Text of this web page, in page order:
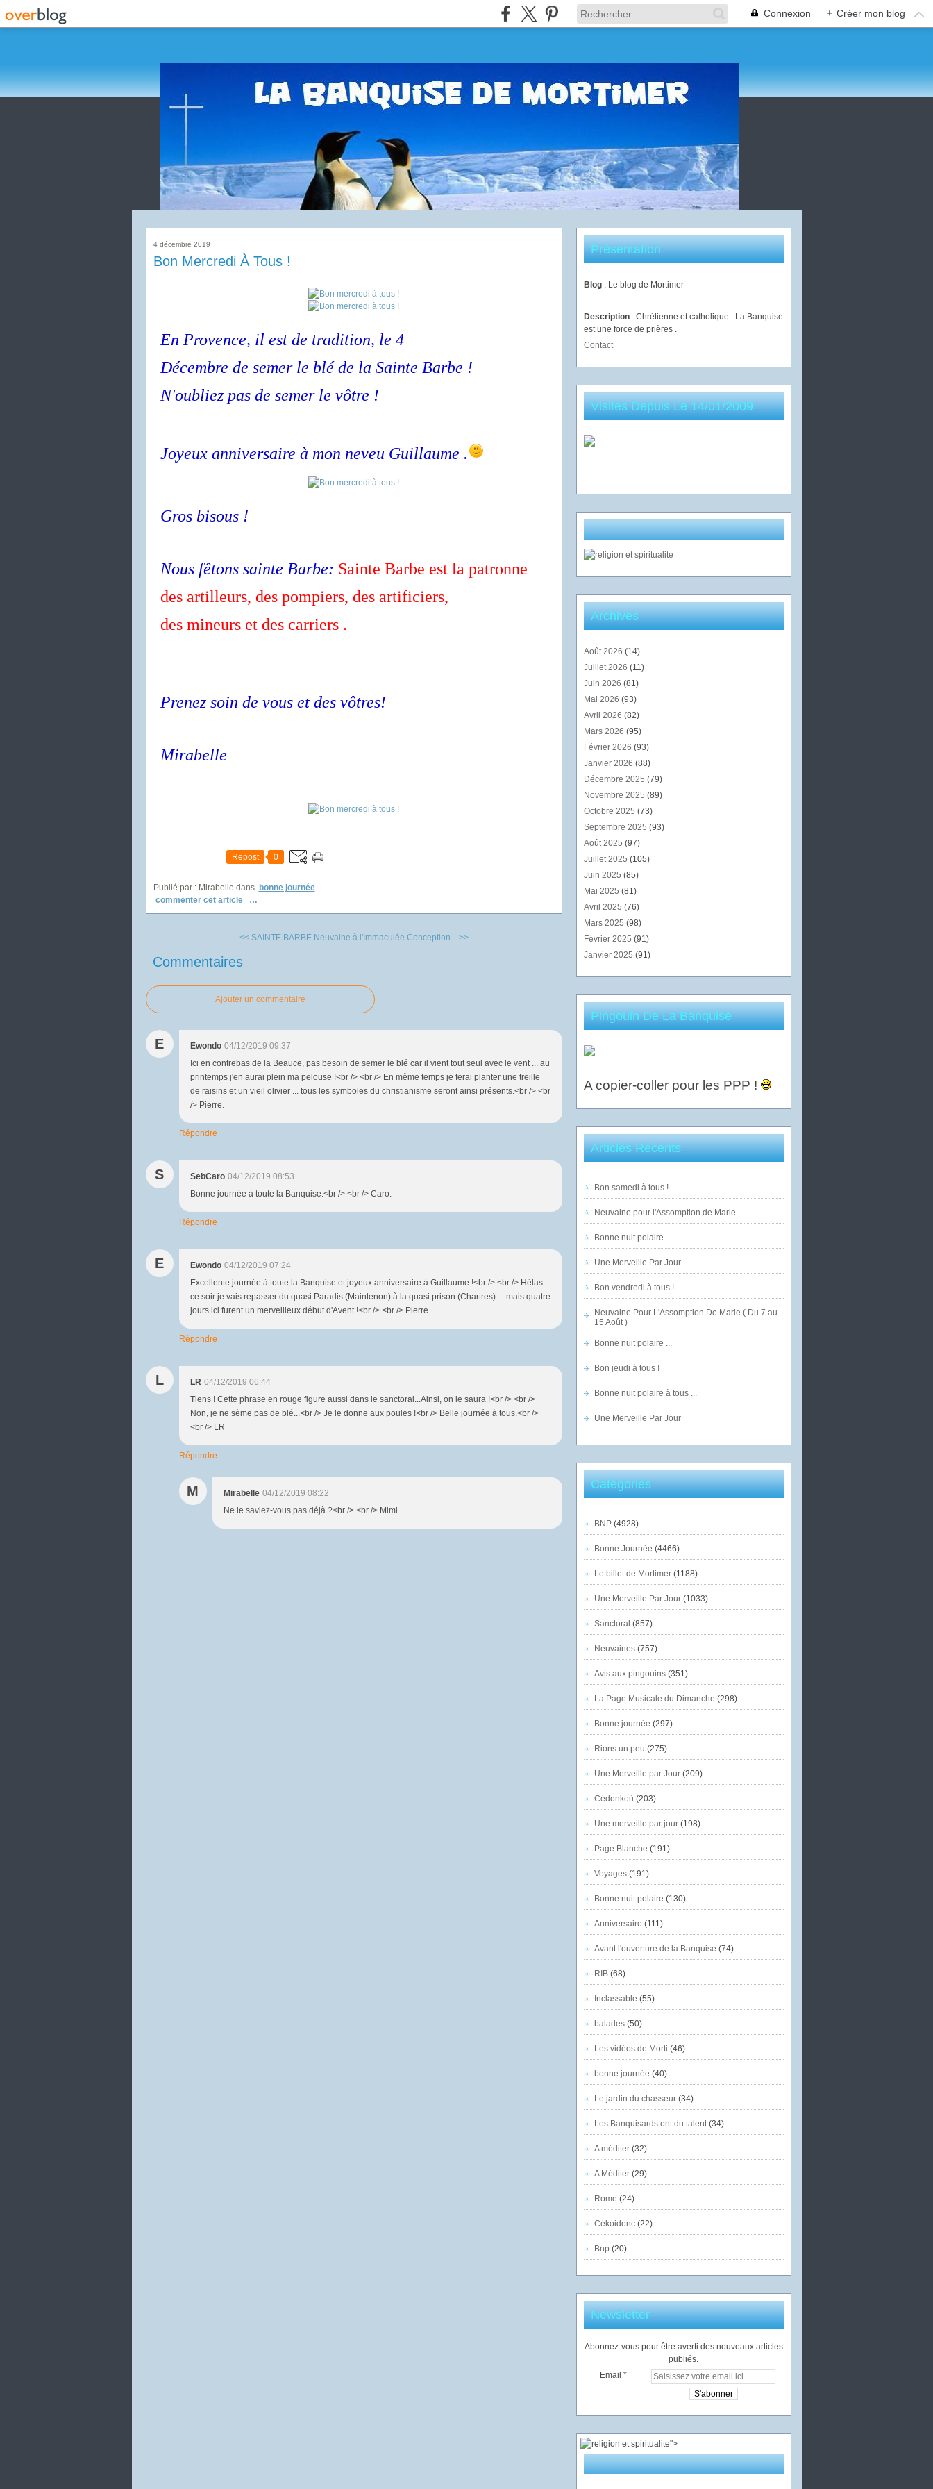
Connexion + Créer mon blog
4 décembre 2019
Bon Mercredi À Tous !
En Provence, il est de tradition, le 4
Décembre de semer le blé de la Sainte Barbe !
N'oubliez pas de semer le vôtre !
Joyeux anniversaire à mon neveu Guillaume .
Gros bisous !
Nous fêtons sainte Barbe: Sainte Barbe est la patronne
des artilleurs, des pompiers, des artificiers,
des mineurs et des carriers .
Prenez soin de vous et des vôtres!
Mirabelle
Repost 0
Publié par : Mirabelle dans bonne journée
commenter cet article
…
<< SAINTE BARBE Neuvaine à l'Immaculée Conception... >>
Commentaires
Ajouter un commentaire
E Ewondo 04/12/2019 09:37
Ici en contrebas de la Beauce, pas besoin de semer le blé car il vient tout seul avec le vent ... au
printemps j'en aurai plein ma pelouse !<br /> <br /> En même temps je ferai planter une treille
de raisins et un vieil olivier ... tous les symboles du christianisme seront ainsi présents.<br /> <br
/> Pierre.
Répondre
S SebCaro 04/12/2019 08:53
Bonne journée à toute la Banquise.<br /> <br /> Caro.
Répondre
E Ewondo 04/12/2019 07:24
Excellente journée à toute la Banquise et joyeux anniversaire à Guillaume !<br /> <br /> Hélas
ce soir je vais repasser du quasi Paradis (Maintenon) à la quasi prison (Chartres) ... mais quatre
jours ici furent un merveilleux début d'Avent !<br /> <br /> Pierre.
Répondre
L LR 04/12/2019 06:44
Tiens ! Cette phrase en rouge figure aussi dans le sanctoral...Ainsi, on le saura !<br /> <br />
Non, je ne sème pas de blé...<br /> Je le donne aux poules !<br /> Belle journée à tous.<br />
<br /> LR
Répondre
M Mirabelle 04/12/2019 08:22
Ne le saviez-vous pas déjà ?<br /> <br /> Mimi
Présentation
Blog : Le blog de Mortimer
Description : Chrétienne et catholique . La Banquise
est une force de prières .
Contact
Visites Depuis Le 14/01/2009
Archives
Août 2026 (14)
Juillet 2026 (11)
Juin 2026 (81)
Mai 2026 (93)
Avril 2026 (82)
Mars 2026 (95)
Février 2026 (93)
Janvier 2026 (88)
Décembre 2025 (79)
Novembre 2025 (89)
Octobre 2025 (73)
Septembre 2025 (93)
Août 2025 (97)
Juillet 2025 (105)
Juin 2025 (85)
Mai 2025 (81)
Avril 2025 (76)
Mars 2025 (98)
Février 2025 (91)
Janvier 2025 (91)
Pingouin De La Banquise
A copier-coller pour les PPP !
Articles Récents
Bon samedi à tous !
Neuvaine pour l'Assomption de Marie
Bonne nuit polaire ...
Une Merveille Par Jour
Bon vendredi à tous !
Neuvaine Pour L'Assomption De Marie ( Du 7 au
15 Août )
Bonne nuit polaire ...
Bon jeudi à tous !
Bonne nuit polaire à tous ...
Une Merveille Par Jour
Catégories
BNP(4928)
Bonne Journée (4466)
Le billet de Mortimer(1188)
Une Merveille Par Jour(1033)
Sanctoral (857)
Neuvaines(757)
Avis aux pingouins(351)
La Page Musicale du Dimanche (298)
Bonne journée (297)
Rions un peu (275)
Une Merveille par Jour(209)
Cédonkoù (203)
Une merveille par jour(198)
Page Blanche (191)
Voyages(191)
Bonne nuit polaire (130)
Anniversaire (111)
Avant l'ouverture de la Banquise (74)
RIB(68)
Inclassable (55)
balades(50)
Les vidéos de Morti (46)
bonne journée (40)
Le jardin du chasseur(34)
Les Banquisards ont du talent(34)
A méditer(32)
A Méditer(29)
Rome (24)
Cékoidonc(22)
Bnp (20)
Newsletter
Abonnez-vous pour être averti des nouveaux articles
publiés.
Email
">